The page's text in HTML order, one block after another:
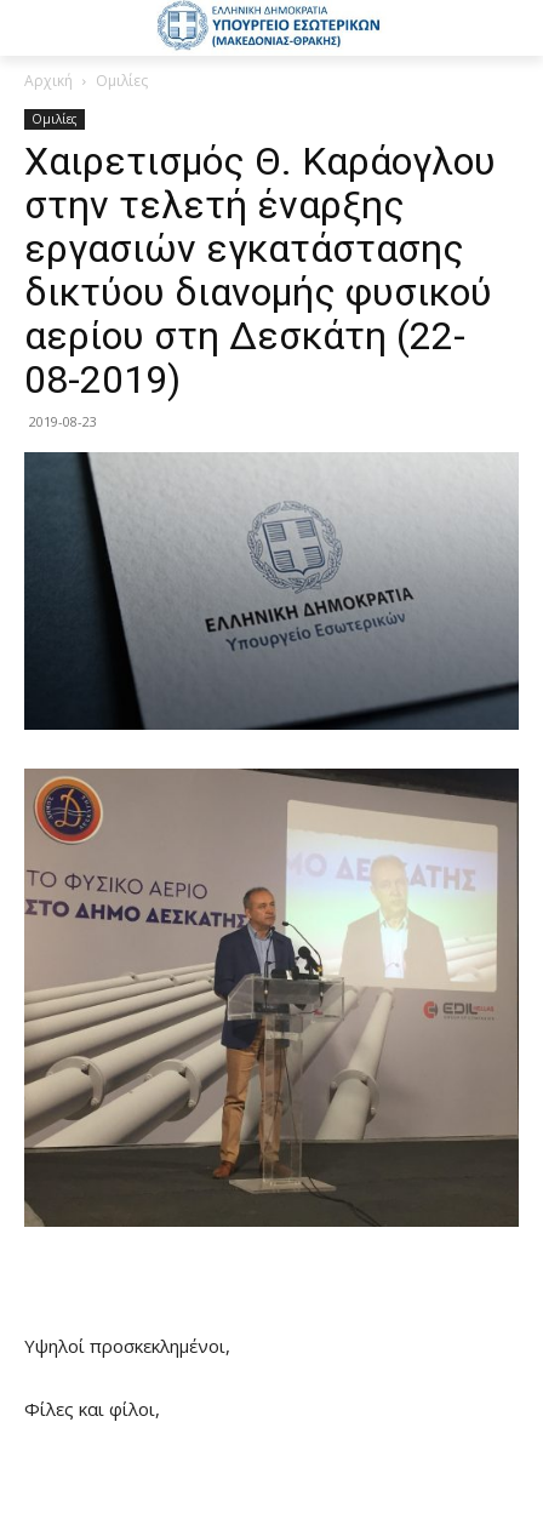
Αρχική Ομιλίες
Ομιλίες
Χαιρετισμός Θ. Καράογλου
στην τελετή έναρξης
εργασιών εγκατάστασης
δικτύου διανομής φυσικού
αερίου στη Δεσκάτη (22-
08-2019)
2019-08-23
Υψηλοί προσκεκλημένοι,
Φίλες και φίλοι,